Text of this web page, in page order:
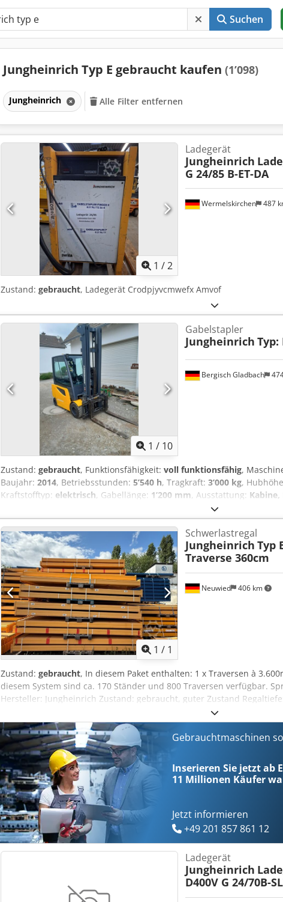
Suchen
Jungheinrich Typ E gebraucht kaufen (1’098)
Jungheinrich Alle Filter entfernen
1 /2
Wermelskirchen 487
Ladegerät
Jungheinrich
G 24/85 B-ET-DA
Zustand: gebraucht, Ladegerät Crodpjyvcmwefx Amvof
1 / 10
Bergisch Gladbach
Gabelstapler
Jungheinrich Typ:
Zustand: gebraucht, Funktionsfähigkeit: voll funktionsfähig,
Baujahr: 2014, Betriebsstunden: 5’540 h, Tragkraft: 3’000 kg,
Kraftstofftyp: elektrisch, Gabellänge: 1’200 mm, Ausstattung:
Elektrofrontstapler mit Ladegerät, Vollkabine, Heizung und
1 / 1
Neuwied 406 km
Schwerlastregal
Jungheinrich Typ
Traverse 360cm
Zustand: gebraucht, In diesem Paket enthalten: 1 x Traversen à
diesem System sind ca. 170 Ständer und 800 Traversen verfügbar.
Hersteller: Jungheinrich Zustand: gebraucht, guter Zustand
mm Fachlast: 3200 kg Zubehör wie z.B. Bodenbefestigung Verbinder
Anfahrschütze Leitplanken Codpfx Amsyu Rbaovjrf Gitterroste
Abgrenzungsgeländer und vieles mehr... Fragen Sie einfach bei uns
(B2B) - Preise & Logistik: Sämtliche Preise verstehen sich Netto ab
eigenen Fuhrpark nach individueller Absprache möglich. -
freibleibend. Zwischenverkauf ausdrücklich vorbehalten. -
vollständigen Regulierung unser uneingeschränktes Eigentum
Gewährleistung: Exklusiver Vertrieb an Gewerbetreibende (§ 14 BGB).
Ausschluss der Sachmängelhaftung. Für Neuware gelten die
Gebrauchtmaschinen
Inserieren Sie jetzt ab
11 Millionen Käufer
Jetzt informieren
+49 201 857 861 12
Ladegerät
Jungheinrich
D400V G 24/70B-